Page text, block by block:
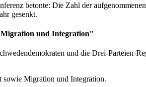
betonte: Die Zahl der
gesenkt.
und Integration"
und die Drei-
Migration und Integration.